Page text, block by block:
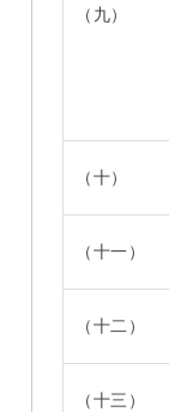
（九）
（十）
（十一）
（十二）
（十三）